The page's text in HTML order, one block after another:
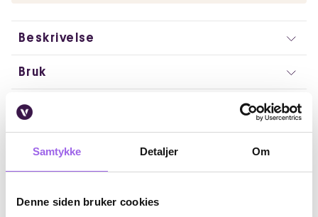
Samtykke Detaljer Om
Denne siden bruker cookies
Beskrivelse
Bruk
Ingredienser
Omtaler
Andre har også kjøpt..